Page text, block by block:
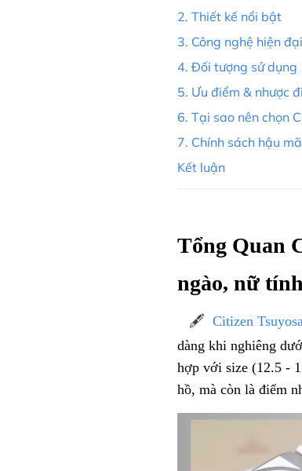
2. Thiết kế nổi bật
3. Công nghệ hiện đại
4. Đối tượng sử dụng
5. Ưu điểm & nhược
6. Tại sao nên chọn
7. Chính sách hậu
Kết luận
Tổng Quan
ngào, nữ
🖋️ Citizen
dàng khi nghiêng
hợp với size (12.5 -
hồ, mà còn là điểm